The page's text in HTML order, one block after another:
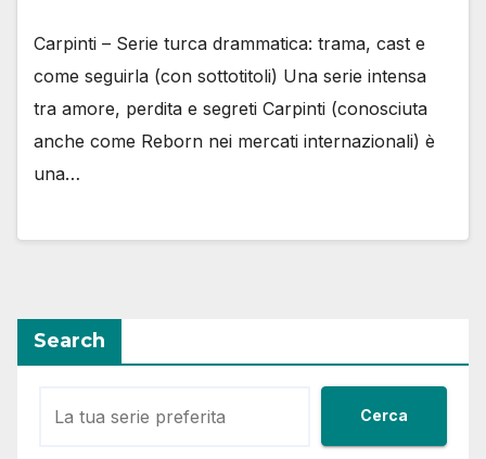
Carpinti – Serie turca drammatica: trama, cast e
come seguirla (con sottotitoli) Una serie intensa
tra amore, perdita e segreti Carpinti (conosciuta
anche come Reborn nei mercati internazionali) è
una…
Search
Cerca